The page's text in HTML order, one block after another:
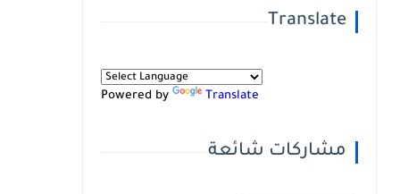
Translate
Powered by Translate
مشاركات شائعة